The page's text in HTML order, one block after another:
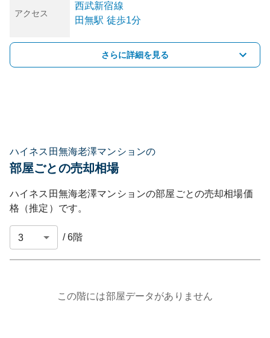
アクセス
西武新宿線
田無駅 徒歩1分
さらに詳細を見る
ハイネス田無海老澤マンションの
部屋ごとの売却相場
ハイネス田無海老澤マンションの部屋ごとの売却相場価
格（推定）です。
/6階
この階には部屋データがありません